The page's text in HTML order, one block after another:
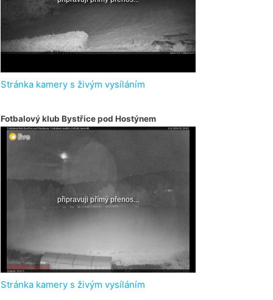
Stránka kamery s živým vysíláním
Fotbalový klub Bystřice pod Hostýnem
Stránka kamery s živým vysíláním